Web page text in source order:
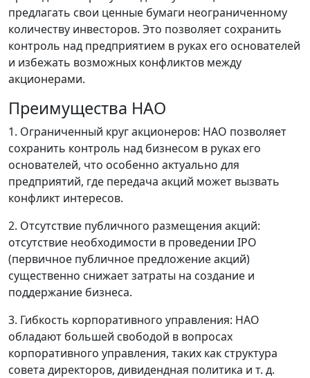
предлагать свои ценные бумаги неограниченному
количеству инвесторов. Это позволяет сохранить
контроль над предприятием в руках его основателей
и избежать возможных конфликтов между
акционерами.
Преимущества НАО
1. Ограниченный круг акционеров: НАО позволяет
сохранить контроль над бизнесом в руках его
основателей, что особенно актуально для
предприятий, где передача акций может вызвать
конфликт интересов.
2. Отсутствие публичного размещения акций:
отсутствие необходимости в проведении IPO
(первичное публичное предложение акций)
существенно снижает затраты на создание и
поддержание бизнеса.
3. Гибкость корпоративного управления: НАО
обладают большей свободой в вопросах
корпоративного управления, таких как структура
совета директоров, дивидендная политика и т. д.